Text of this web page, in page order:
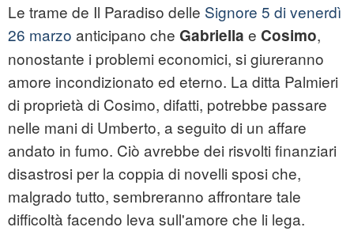
Le trame de Il Paradiso delle Signore 5 di venerdì
26 marzo anticipano che Gabriella e Cosimo,
nonostante i problemi economici, si giureranno
amore incondizionato ed eterno. La ditta Palmieri
di proprietà di Cosimo, difatti, potrebbe passare
nelle mani di Umberto, a seguito di un affare
andato in fumo. Ciò avrebbe dei risvolti finanziari
disastrosi per la coppia di novelli sposi che,
malgrado tutto, sembreranno affrontare tale
difficoltà facendo leva sull'amore che li lega.